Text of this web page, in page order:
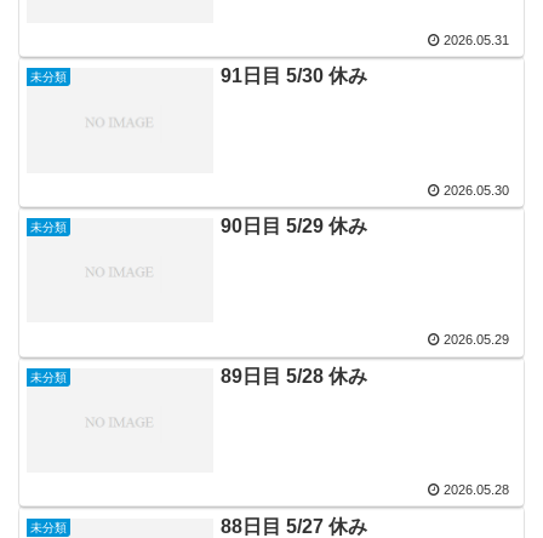
2026.05.31
未分類 91日目 5/30 休み
2026.05.30
未分類 90日目 5/29 休み
2026.05.29
未分類 89日目 5/28 休み
2026.05.28
未分類 88日目 5/27 休み